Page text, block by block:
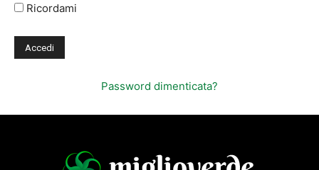
Ricordami
Password dimenticata?